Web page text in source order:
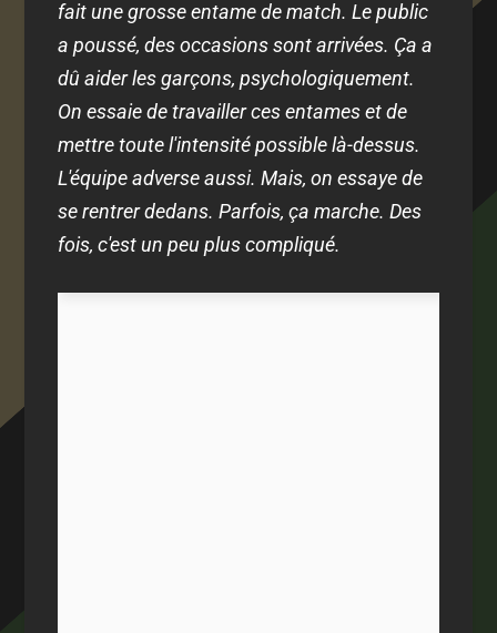
fait une grosse entame de match. Le public
a poussé, des occasions sont arrivées. Ça a
dû aider les garçons, psychologiquement.
On essaie de travailler ces entames et de
mettre toute l'intensité possible là-dessus.
L'équipe adverse aussi. Mais, on essaye de
se rentrer dedans. Parfois, ça marche. Des
fois, c'est un peu plus compliqué.